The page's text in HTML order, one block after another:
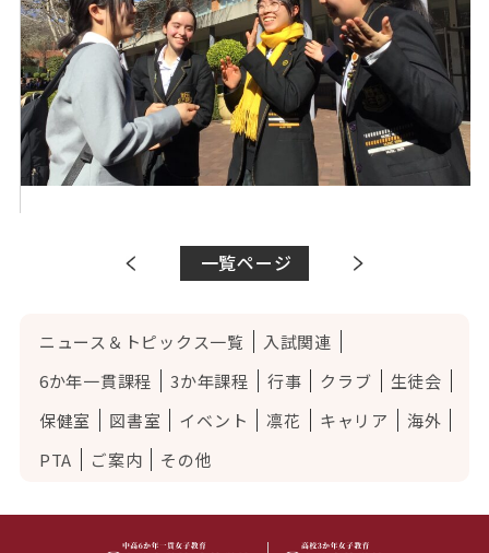
一覧ページ
ニュース＆トピックス一覧
入試関連
6か年一貫課程
3か年課程 行事 クラブ
生徒会
保健室
図書室 イベント 凛花 キャリア
海外
PTA
ご案内 その他